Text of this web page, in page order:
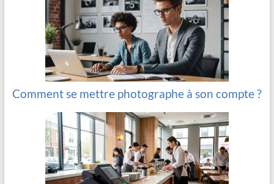
Comment se mettre photographe à son compte ?